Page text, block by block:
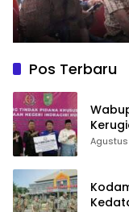
Pos Terbaru